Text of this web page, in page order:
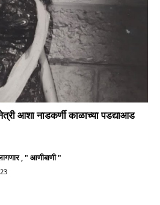
आशा नाडकर्णी काळाच्या पडद्याआड
, " आणीबाणी "